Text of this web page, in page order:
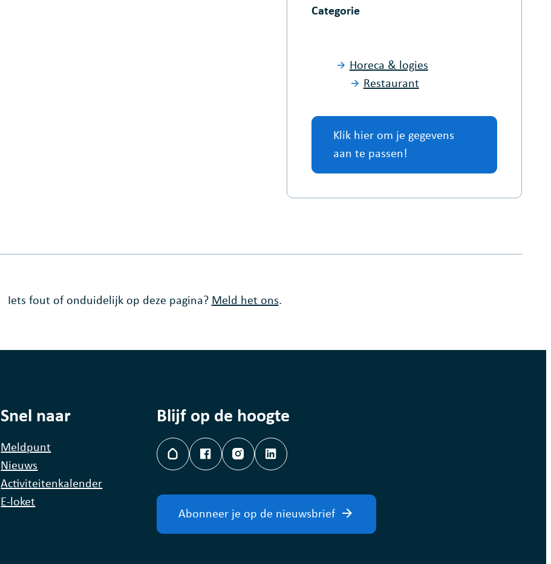
Categorie
Horeca & logies
Restaurant
Klik hier om je gegevens
aan te passen!
Iets fout of onduidelijk op deze pagina? Meld het ons.
Snel naar
Meldpunt
Nieuws
Activiteitenkalender
E-loket
Blijf op de hoogte
Hoplr FacebookInstagramLinkedIn
Abonneer je op de nieuwsbrief